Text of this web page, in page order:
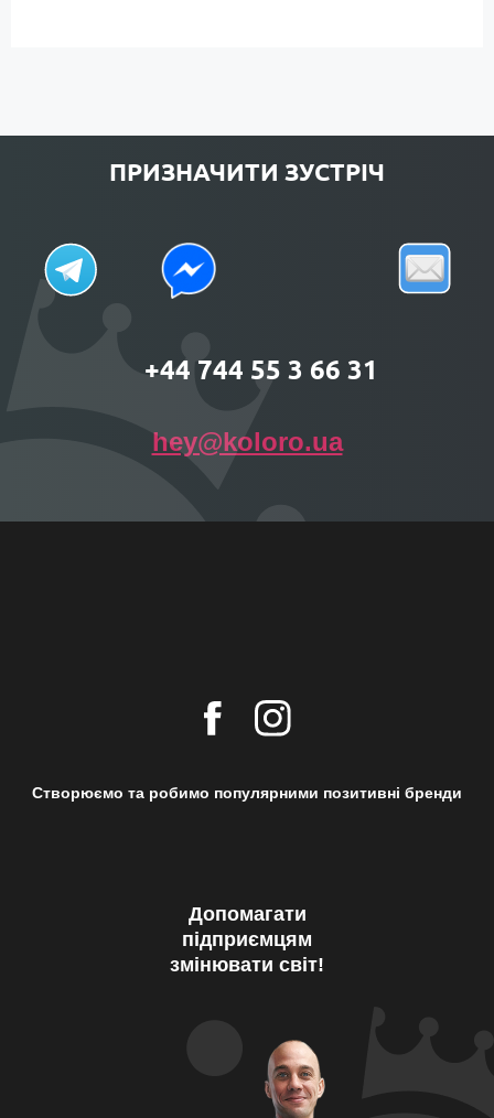
ПРИЗНАЧИТИ ЗУСТРІЧ
+44 744 55 3 66 31
hey@koloro.ua
Створюємо та робимо популярними позитивні бренди
Допомагати
підприємцям
змінювати світ!